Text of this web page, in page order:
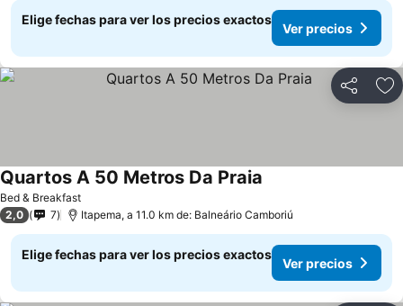
Elige fechas para ver los precios exactos
Ver precios
Compartir
Bed & Breakfast
Quartos A 50 Metros Da Praia
2,0 7 Itapema, a 11.0 km de: Balneário Camboriú
Elige fechas para ver los precios exactos
Ver precios